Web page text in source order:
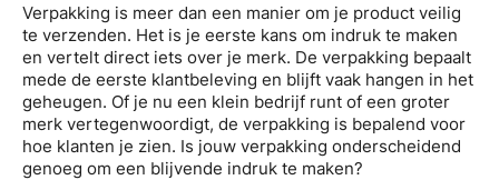
Verpakking is meer dan een manier om je product veilig
te verzenden. Het is je eerste kans om indruk te maken
en vertelt direct iets over je merk. De verpakking bepaalt
mede de eerste klantbeleving en blijft vaak hangen in het
geheugen. Of je nu een klein bedrijf runt of een groter
merk vertegenwoordigt, de verpakking is bepalend voor
hoe klanten je zien. Is jouw verpakking onderscheidend
genoeg om een blijvende indruk te maken?